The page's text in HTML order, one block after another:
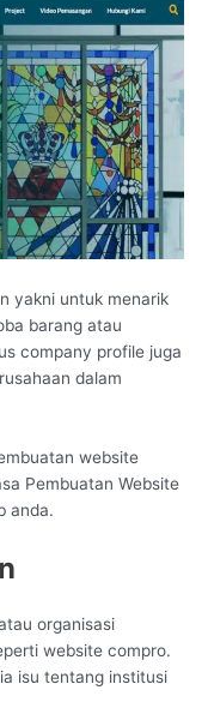
yakni untuk menarik
barang atau
company profile juga
dalam
website
Pembuatan Website
anda.
organisasi
website compro.
isu tentang institusi